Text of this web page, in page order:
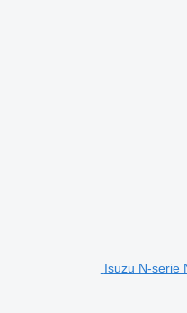
Isuzu N-serie